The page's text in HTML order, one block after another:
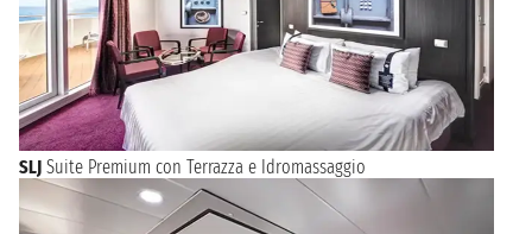
SLJ Suite Premium con Terrazza e Idromassaggio